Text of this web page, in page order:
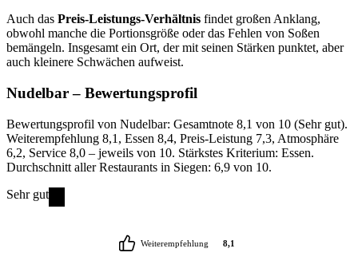
Auch das Preis-Leistungs-Verhältnis findet großen Anklang,
obwohl manche die Portionsgröße oder das Fehlen von Soßen
bemängeln. Insgesamt ein Ort, der mit seinen Stärken punktet, aber
auch kleinere Schwächen aufweist.
Nudelbar– Bewertungsprofil
Bewertungsprofil von Nudelbar: Gesamtnote 8,1 von 10 (Sehr gut).
Weiterempfehlung 8,1, Essen 8,4, Preis-Leistung 7,3, Atmosphäre
6,2, Service 8,0 – jeweils von 10. Stärkstes Kriterium: Essen.
Durchschnitt aller Restaurants in Siegen: 6,9 von 10.
Sehr gut
Weiterempfehlung 8,1